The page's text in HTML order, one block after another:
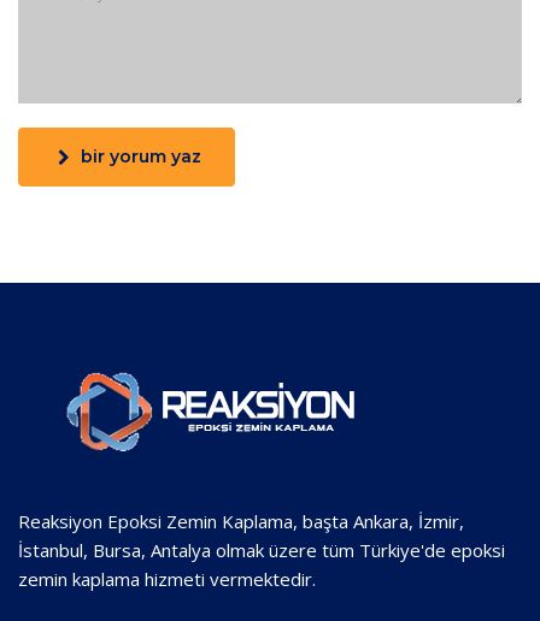
bir yorum yaz
Reaksiyon Epoksi Zemin Kaplama, başta Ankara, İzmir,
İstanbul, Bursa, Antalya olmak üzere tüm Türkiye'de epoksi
zemin kaplama hizmeti vermektedir.